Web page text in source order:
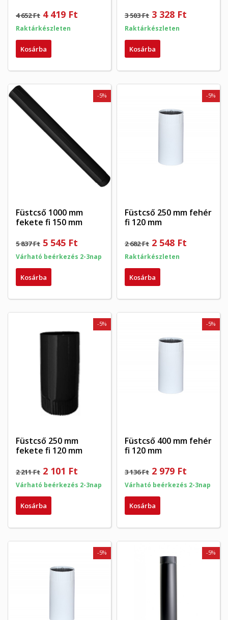
4 652 Ft 4 419 Ft
Raktárkészleten
Kosárba
3 503 Ft 3 328 Ft
Raktárkészleten
Kosárba
Füstcső 1000 mm
fekete fi 150 mm
5 837 Ft
-5%
5 545 Ft
Várható beérkezés 2-3nap
Kosárba
Füstcső 250 mm fehér
fi 120 mm
2 682 Ft
-5%
2 548 Ft
Raktárkészleten
Kosárba
Füstcső 250 mm
fekete fi 120 mm
2 211 Ft
-5%
2 101 Ft
Várható beérkezés 2-3nap
Kosárba
Füstcső 400 mm fehér
fi 120 mm
3 136 Ft
-5%
2 979 Ft
Várható beérkezés 2-3nap
Kosárba
-5% -5%